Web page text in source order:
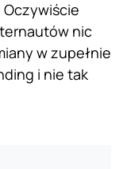
nic
w zupełnie
i nie tak